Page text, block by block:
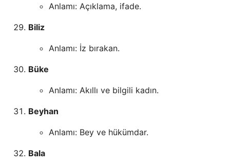
Anlamı: Açıklama, ifade.
Biliz
Anlamı: İz bırakan.
Büke
Anlamı: Akıllı ve bilgili kadın.
Beyhan
Anlamı: Bey ve hükümdar.
Bala